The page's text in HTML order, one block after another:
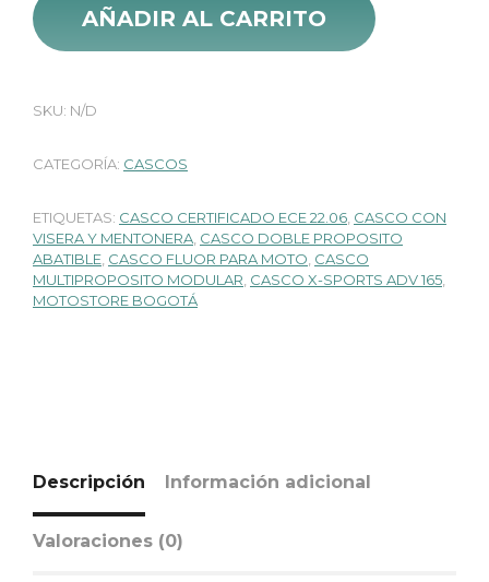
AÑADIR AL CARRITO
SKU: N/D
CATEGORÍA: CASCOS
ETIQUETAS: CASCO CERTIFICADO ECE 22.06, CASCO CON
VISERA Y MENTONERA, CASCO DOBLE PROPOSITO
ABATIBLE, CASCO FLUOR PARA MOTO, CASCO
MULTIPROPOSITO MODULAR, CASCO X-SPORTS ADV 165,
MOTOSTORE BOGOTÁ
Descripción Información adicional
Valoraciones (0)